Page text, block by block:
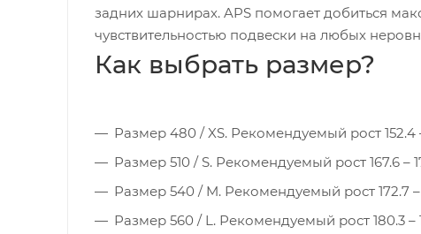
задних шарнирах. APS помогает добиться максимальной производительности в сочетании с превосходной
чувствительностью подвески на любых
Как выбрать размер?
Размер 480 / XS. Рекомендуемый рост
Размер 510 / S. Рекомендуемый рост 167.6
Размер 540 / M. Рекомендуемый рост 172.7
Размер 560 / L. Рекомендуемый рост 180.3